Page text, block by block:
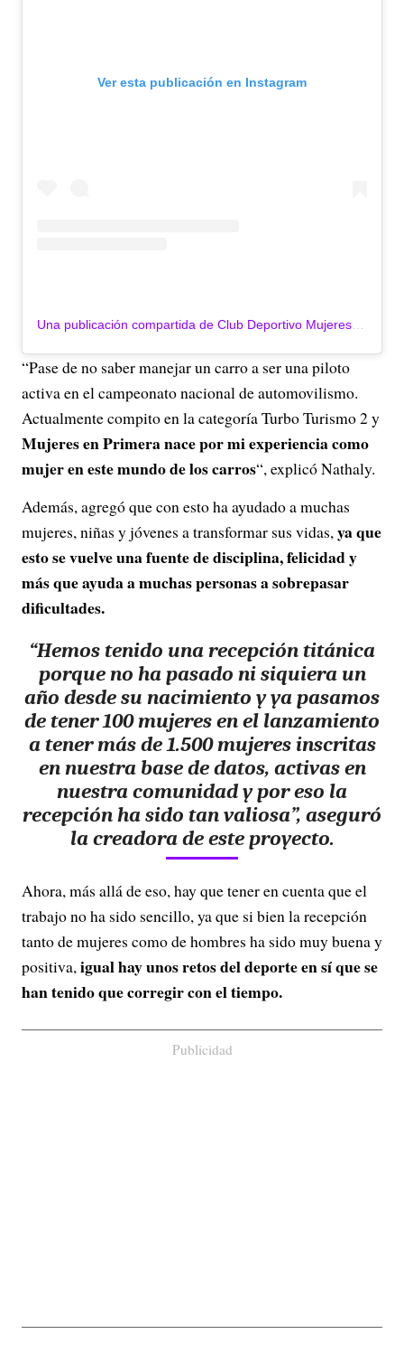
Ver esta publicación en Instagram
“Pase de no saber manejar un carro a ser una piloto
activa en el campeonato nacional de automovilismo.
Actualmente compito en la categoría Turbo Turismo 2 y
Mujeres en Primera nace por mi experiencia como
mujer en este mundo de los carros“, explicó Nathaly.
Además, agregó que con esto ha ayudado a muchas
mujeres, niñas y jóvenes a transformar sus vidas,ya que
esto se vuelve una fuente de disciplina, felicidad y
más que ayuda a muchas personas a sobrepasar
dificultades.
“Hemos tenido una recepción titánica
porque no ha pasado ni siquiera un
año desde su nacimiento y ya pasamos
de tener 100 mujeres en el lanzamiento
a tener más de 1.500 mujeres inscritas
en nuestra base de datos, activas en
nuestra comunidad y por eso la
recepción ha sido tan valiosa”, aseguró
la creadora de este proyecto.
Ahora, más allá de eso, hay que tener en cuenta que el
trabajo no ha sido sencillo, ya que si bien la recepción
tanto de mujeres como de hombres ha sido muy buena y
positiva,igual hay unos retos del deporte en sí que se
han tenido que corregir con el tiempo.
Publicidad